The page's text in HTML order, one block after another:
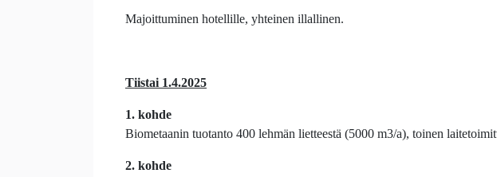
Majoittuminen hotellille, yhteinen illallinen.
Tiistai 1.4.2025
1. kohde
Biometaanin tuotanto 400 lehmän lietteestä (5000 m3/a), toinen
2. kohde